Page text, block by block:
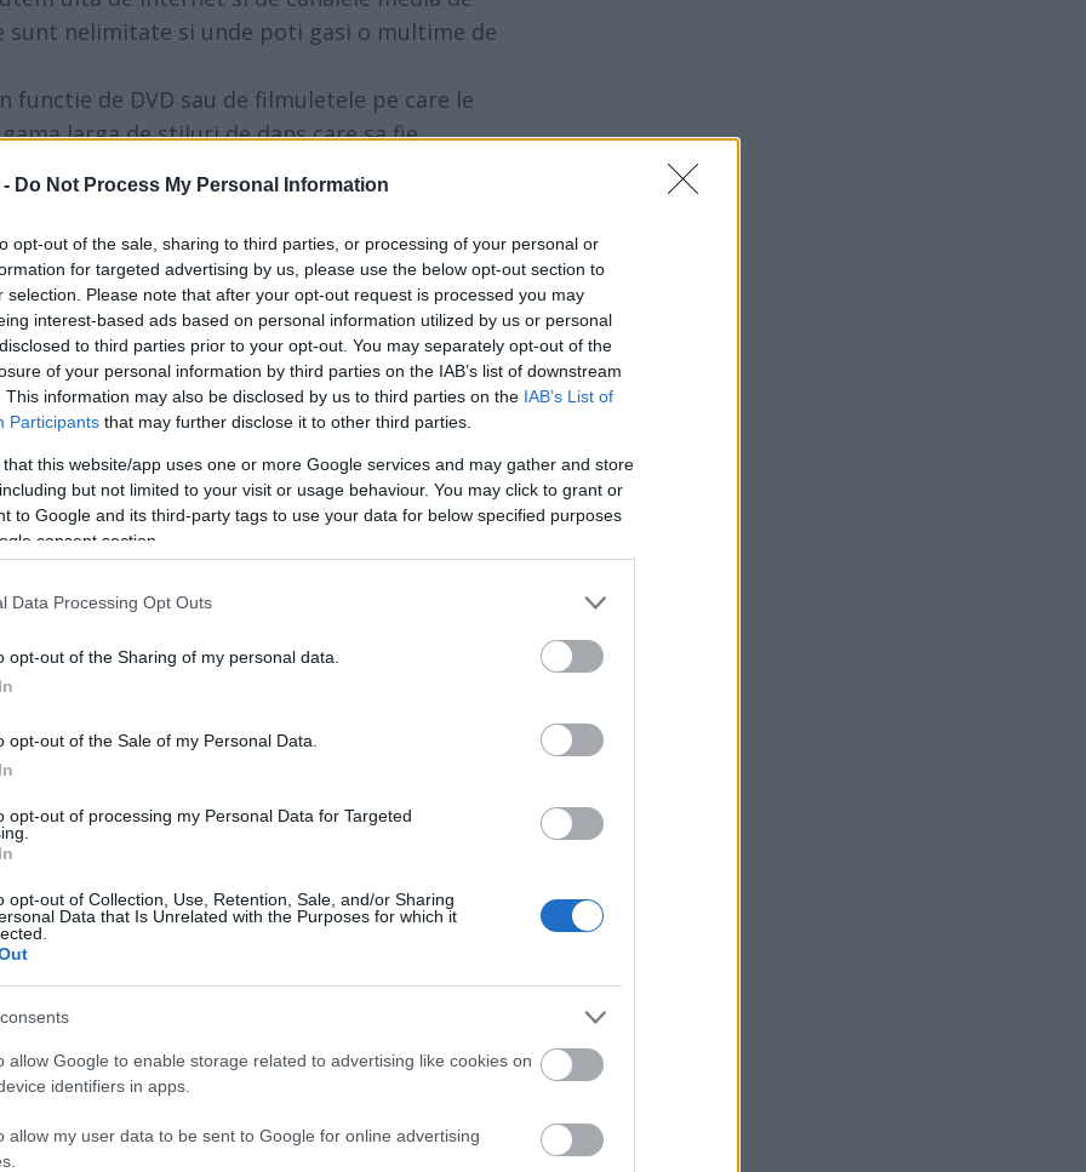
- Do Not Process My Personal Information
opt-out of the sale, sharing to third parties, or processing of your personal or
for targeted advertising by us, please use the below opt-out section to
selection. Please note that after your opt-out request is processed you may
interest-based ads based on personal information utilized by us or personal
to third parties prior to your opt-out. You may separately opt-out of the
of your personal information by third parties on the IAB’s list of downstream
This information may also be disclosed by us to third parties on the IAB’s List of
Participants that may further disclose it to other third parties.
that this website/app uses one or more Google services and may gather and store
but not limited to your visit or usage behaviour. You may click to grant or
to Google and its third-party tags to use your data for below specified purposes
consent section.
Data Processing Opt Outs
opt-out of the Sharing of my personal data.
opt-out of the Sale of my Personal Data.
opt-out of processing my Personal Data for Targeted
opt-out of Collection, Use, Retention, Sale, and/or Sharing
Data that Is Unrelated with the Purposes for which it
allow Google to enable storage related to advertising like cookies on
identifiers in apps.
allow my user data to be sent to Google for online advertising
nelimitate si unde poti gasi o multime de
functie de DVD sau de filmuletele pe care le
larga de stiluri de dans care sa fie
stiluri de dans pentru miri includ: vals,
nunta - Joie De Vivre Dance Studio
pentru primul dans al mirilor
nicio urma de regret
iar un cuplu care urmeaza sa se
optiunile in fata unui traditional vals al
la un fox trot de societate, cheia este sa
sa se potriveasca cu coregrafia si care
dansului.